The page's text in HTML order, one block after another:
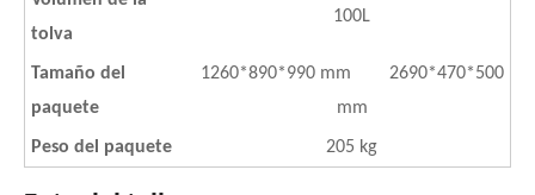
tolva
100L
Tamaño del
paquete
1260*890*990 mm 2690*470*500
mm
Peso del paquete 205 kg